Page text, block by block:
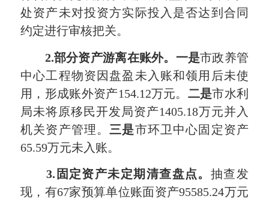
处资产未对投资方实际投入是否达到合同
约定进行审核把关。
2.部分资产游离在账外。一是市政养管
中心工程物资因盘盈未入账和领用后未使
用，形成账外资产154.12万元。 二是市水利
局未将原移民开发局资产1405.18万元并入
机关资产管理。 三是市环卫中心固定资产
65.59万元未入账。
3. 固定资产未定期清查盘点。 抽查发
现，有67家预算单位账面资产95585.24万元